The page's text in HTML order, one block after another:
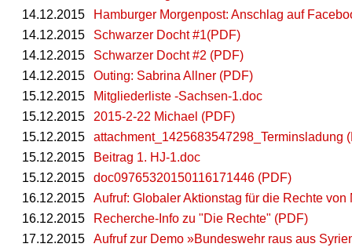
14.12.2015
Hamburger Morgenpost: Anschlag auf
14.12.2015
Schwarzer Docht #1(PDF)
14.12.2015
Schwarzer Docht #2 (PDF)
14.12.2015
Outing: Sabrina Allner (PDF)
15.12.2015
Mitgliederliste -Sachsen-1.doc
15.12.2015
2015-2-22 Michael (PDF)
15.12.2015
attachment_1425683547298_Terminsladung
15.12.2015
Beitrag 1. HJ-1.doc
15.12.2015
doc09765320150116171446 (PDF)
16.12.2015
Aufruf: Globaler Aktionstag für die Rechte
16.12.2015
Recherche-Info zu "Die Rechte" (PDF)
17.12.2015
Aufruf zur Demo »Bundeswehr raus aus